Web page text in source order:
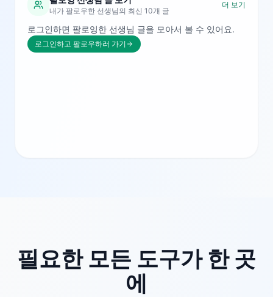
내가 팔로우한 선생님의 최신 10개 글
더 보기
로그인하면 팔로잉한 선생님 글을 모아서 볼 수 있어요.
로그인하고 팔로우하러 가기
필요한 모든 도구가 한 곳
에